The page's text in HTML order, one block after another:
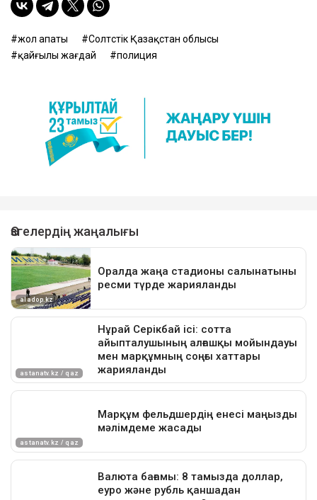
жол апаты
Солтүстік Қазақстан облысы
қайғылы жағдай
полиция